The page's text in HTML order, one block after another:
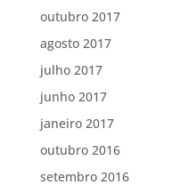
outubro 2017
agosto 2017
julho 2017
junho 2017
janeiro 2017
outubro 2016
setembro 2016